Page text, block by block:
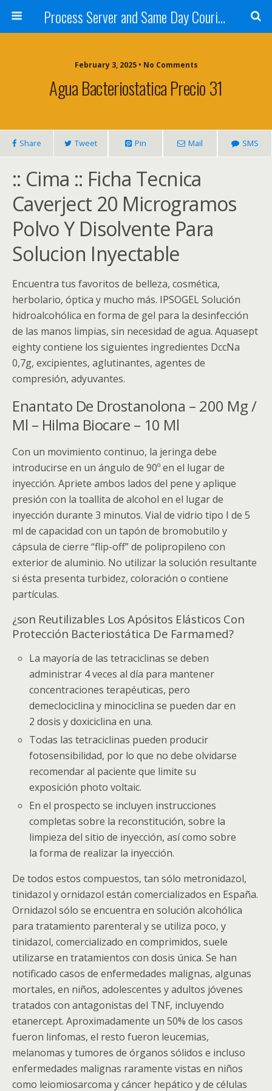
Process Server and Same Day Courier Services- San Diego|Orange County|Los Angeles
February 3, 2025 • No Comments
Agua Bacteriostatica Precio 31
Share Tweet Pin Mail SMS
:: Cima :: Ficha Tecnica
Caverject 20 Microgramos
Polvo Y Disolvente Para
Solucion Inyectable
Encuentra tus favoritos de belleza, cosmética,
herbolario, óptica y mucho más. IPSOGEL Solución
hidroalcohólica en forma de gel para la desinfección
de las manos limpias, sin necesidad de agua. Aquasept
eighty contiene los siguientes ingredientes DccNa
0,7g, excipientes, aglutinantes, agentes de
compresión, adyuvantes.
Enantato De Drostanolona – 200 Mg /
Ml – Hilma Biocare – 10 Ml
Con un movimiento continuo, la jeringa debe
introducirse en un ángulo de 90º en el lugar de
inyección. Apriete ambos lados del pene y aplique
presión con la toallita de alcohol en el lugar de
inyección durante 3 minutos. Vial de vidrio tipo I de 5
ml de capacidad con un tapón de bromobutilo y
cápsula de cierre “flip-off” de polipropileno con
exterior de aluminio. No utilizar la solución resultante
si ésta presenta turbidez, coloración o contiene
partículas.
¿son Reutilizables Los Apósitos Elásticos Con
Protección Bacteriostática De Farmamed?
La mayoría de las tetraciclinas se deben
administrar 4 veces al día para mantener
concentraciones terapéuticas, pero
demeclociclina y minociclina se pueden dar en
2 dosis y doxiciclina en una.
Todas las tetraciclinas pueden producir
fotosensibilidad, por lo que no debe olvidarse
recomendar al paciente que limite su
exposición photo voltaic.
En el prospecto se incluyen instrucciones
completas sobre la reconstitución, sobre la
limpieza del sitio de inyección, así como sobre
la forma de realizar la inyección.
De todos estos compuestos, tan sólo metronidazol,
tinidazol y ornidazol están comercializados en España.
Ornidazol sólo se encuentra en solución alcohólica
para tratamiento parenteral y se utiliza poco, y
tinidazol, comercializado en comprimidos, suele
utilizarse en tratamientos con dosis única. Se han
notificado casos de enfermedades malignas, algunas
mortales, en niños, adolescentes y adultos jóvenes
tratados con antagonistas del TNF, incluyendo
etanercept. Aproximadamente un 50% de los casos
fueron linfomas, el resto fueron leucemias,
melanomas y tumores de órganos sólidos e incluso
enfermedades malignas raramente vistas en niños
como leiomiosarcoma y cáncer hepático y de células